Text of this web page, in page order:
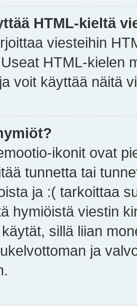
HTML-kieltä
viesteihin
HTML-kielen
voit käyttää näitä
ikonit ovat
tunnetta tai
ja :( tarkoittaa
hymiöistä viestin
sillä liian
ja